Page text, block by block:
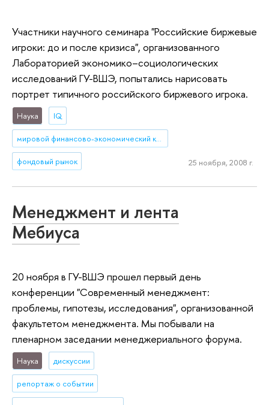
Участники научного семинара "Российские биржевые
игроки: до и после кризиса", организованного
Лабораторией экономико–социологических
исследований ГУ-ВШЭ, попытались нарисовать
портрет типичного российского биржевого игрока.
Наука IQ
мировой финансово-экономический кризис
фондовый рынок 25 ноября, 2008 г.
Менеджмент и лента
Мебиуса
20 ноября в ГУ-ВШЭ прошел первый день
конференции "Современный менеджмент:
проблемы, гипотезы, исследования", организованной
факультетом менеджмента. Мы побывали на
пленарном заседании менеджериального форума.
Наука дискуссии
репортаж о событии